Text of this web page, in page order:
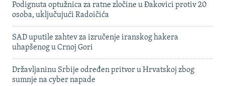
Podignuta optužnica za ratne zločine u Đakovici protiv 20
osoba, uključujući Radoičića
SAD uputile zahtev za izručenje iranskog hakera
uhapšenog u Crnoj Gori
Državljaninu Srbije određen pritvor u Hrvatskoj zbog
sumnje na cyber napade